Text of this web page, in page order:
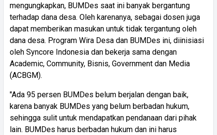
mengungkapkan, BUMDes saat ini banyak bergantung
terhadap dana desa. Oleh karenanya, sebagai dosen juga
dapat memberikan masukan untuk tidak tergantung oleh
dana desa. Program Wira Desa dan BUMDes ini, diinisiasi
oleh Syncore Indonesia dan bekerja sama dengan
Academic, Community, Bisnis, Government dan Media
(ACBGM).
"Ada 95 persen BUMDes belum berjalan dengan baik,
karena banyak BUMDes yang belum berbadan hukum,
sehingga sulit untuk mendapatkan pendanaan dari pihak
lain. BUMDes harus berbadan hukum dan ini harus